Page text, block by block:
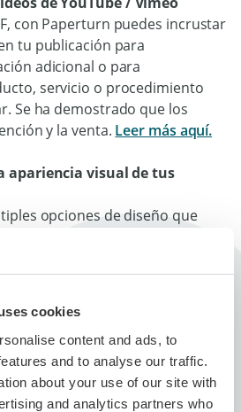
cookies
content and ads, to
and to analyse our traffic.
about your use of our site with
and analytics partners who
con Paperturn puedes incrustar
tu publicación para
adicional o para
servicio o procedimiento
Se ha demostrado que los
y la venta. Leer más aquí.
apariencia visual de tus
opciones de diseño que
visual de tus publicaciones.
maravillosas y personalizar
llamativos e impactantes.
tus archivos se transformen
Además, ¡no hay
Haz clic aquí para leer más
personalizar el diseño.